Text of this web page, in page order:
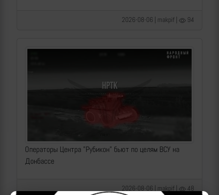
2026-08-06 | makpif | 94
Операторы Центра "Рубикон" бьют по целям ВСУ на
Донбассе
2026-08-06 | makpif | 48